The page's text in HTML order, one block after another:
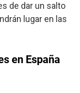
de dar un salto
lugar en las